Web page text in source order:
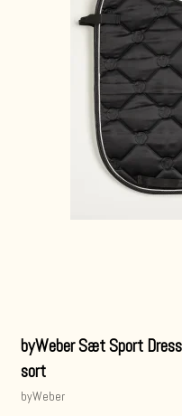
byWeber Sæt Sport
sort
byWeber